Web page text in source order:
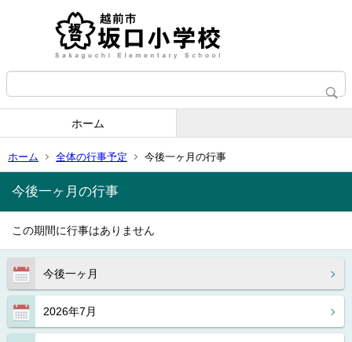
ホーム
ホーム 全体の行事予定 今後一ヶ月の行事
今後一ヶ月
2026年7月
今後一ヶ月の行事
この期間に行事はありません